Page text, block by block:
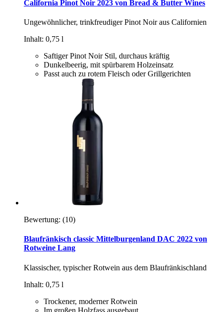
California Pinot Noir 2023 von Bread & Butter Wines
Ungewöhnlicher, trinkfreudiger Pinot Noir aus Californien
Inhalt: 0,75 l
Saftiger Pinot Noir Stil, durchaus kräftig
Dunkelbeerig, mit spürbarem Holzeinsatz
Passt auch zu rotem Fleisch oder Grillgerichten
Bewertung: (10)
Blaufränkisch classic Mittelburgenland DAC 2022 von
Rotweine Lang
Klassischer, typischer Rotwein aus dem Blaufränkischland
Inhalt: 0,75 l
Trockener, moderner Rotwein
Im großen Holzfass ausgebaut